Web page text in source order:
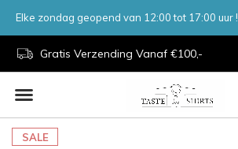
Gratis Verzending Vanaf €100,-
Elke zondag geopend van 12:00 tot 17:00 uur !
SALE